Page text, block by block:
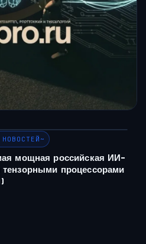
мощная российская ИИ-
процессорами